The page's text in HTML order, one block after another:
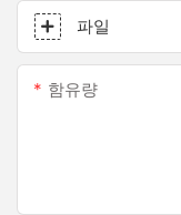
파일
함유량